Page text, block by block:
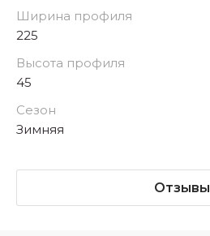
Ширина профиля
225
Высота профиля
45
Сезон
Зимняя
Отзывы